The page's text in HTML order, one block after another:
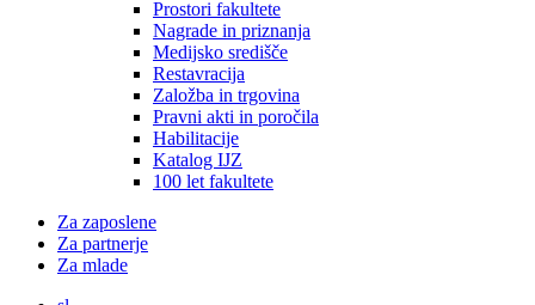
Prostori fakultete
Nagrade in priznanja
Medijsko središče
Restavracija
Založba in trgovina
Pravni akti in poročila
Habilitacije
Katalog IJZ
100 let fakultete
Za zaposlene
Za partnerje
Za mlade